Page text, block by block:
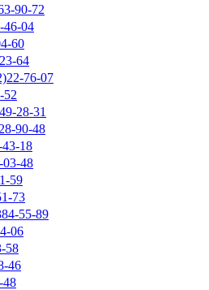
90-72
46-04
60
64
76-07
52
28-31
90-48
18
03-48
59
73
55-89
06
58
46
48